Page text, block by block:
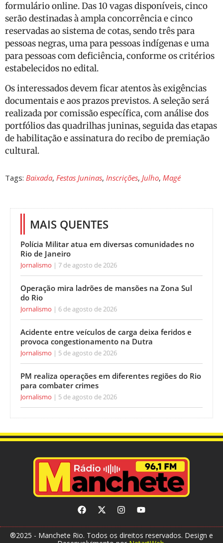
formulário online. Das 10 vagas disponíveis, cinco
serão destinadas à ampla concorrência e cinco
reservadas ao sistema de cotas, sendo três para
pessoas negras, uma para pessoas indígenas e uma
para pessoas com deficiência, conforme os critérios
estabelecidos no edital.
Os interessados devem ficar atentos às exigências
documentais e aos prazos previstos. A seleção será
realizada por comissão específica, com análise dos
portfólios das quadrilhas juninas, seguida das etapas
de habilitação e assinatura do recibo de premiação
cultural.
Tags: Baixada, Festas Juninas, Inscrições, Julho, Magé
MAIS QUENTES
Polícia Militar atua em diversas comunidades no
Rio de Janeiro
Jornalismo 7 de agosto de 2026
Operação mira ladrões de mansões na Zona Sul
do Rio
Jornalismo 6 de agosto de 2026
Acidente entre veículos de carga deixa feridos e
provoca congestionamento na Dutra
Jornalismo 5 de agosto de 2026
PM realiza operações em diferentes regiões do Rio
para combater crimes
Jornalismo 5 de agosto de 2026
®2025 - Manchete Rio. Todos os direitos reservados. Design e